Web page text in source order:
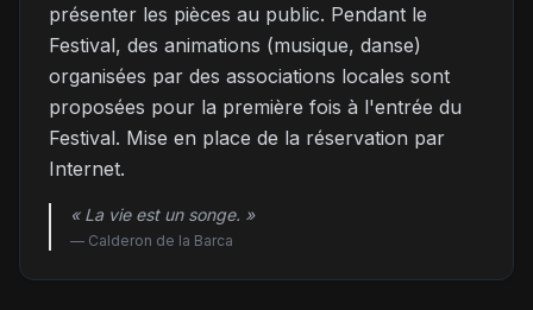
présenter les pièces au public. Pendant le
Festival, des animations (musique, danse)
organisées par des associations locales sont
proposées pour la première fois à l'entrée du
Festival. Mise en place de la réservation par
Internet.
« La vie est un songe. »
— Calderon de la Barca